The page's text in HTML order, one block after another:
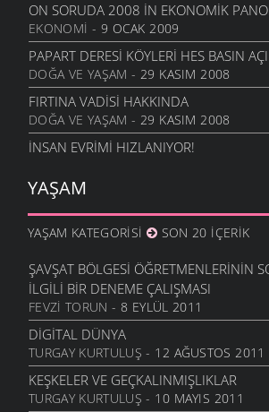
ON SORUDA 2008 IN EKONOMIK
EKONOMI - 9 OCAK 2009
PAPART DERESI KÖYLERI HES BASIN
DOĞA VE YAŞAM - 29 KASIM 2008
FIRTINA VADISI HAKKINDA
DOĞA VE YAŞAM - 29 KASIM 2008
İNSAN EVRIMI HIZLANIYOR!
MEY, TRT VE CEVRI ALTINTAŞ
KÜLTÜR VE SANAT- 27 EKIM 2008
CABBAR BOZKURTLAR (CABBAR USTA)
YENI DÜNYA DÜZENININ SONU GELDI
POLITIKA- 13 EKIM 2008
EMEKLI AYLIKLARI
EKONOMI- 29 EYLÜL 2008
BITMEYEN HIKÂYE: SOSYAL GÜVENLIK
EKONOMI- 29 EYLÜL 2008
YAŞAM
YAŞAM KATEGORISI SON 20 İÇERIK
ŞAVŞAT BÖLGESI ÖĞRETMENLERININ
İLGILI BIR DENEME ÇALIŞMASI
FEVZI TORUN - 8 EYLÜL 2011
DIGITAL DÜNYA
TURGAY KURTULUŞ - 12 AĞUSTOS 2011
KEŞKELER VE GEÇKALINMIŞLIKLAR
TURGAY KURTULUŞ - 10 MAYIS 2011